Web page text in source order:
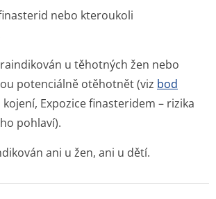
nebo kteroukoli
u těhotných žen nebo
potenciálně otěhotnět (viz bod
Expozice finasteridem – rizika
pohlaví).
ani u žen, ani u dětí.